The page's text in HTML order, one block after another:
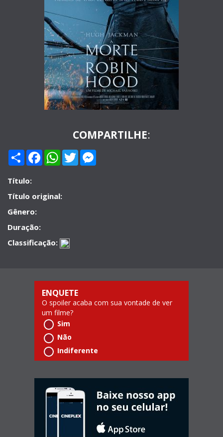
COMPARTILHE:
Compartilhar
Facebook
WhatsApp
Twitter
Título:
Título original:
Gênero:
Duração:
Classificação:
ENQUETE
O spoiler acaba com sua vontade de ver
um filme?
Sim
Não
Indiferente